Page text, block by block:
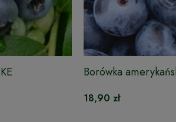
Borówka
18,90 zł